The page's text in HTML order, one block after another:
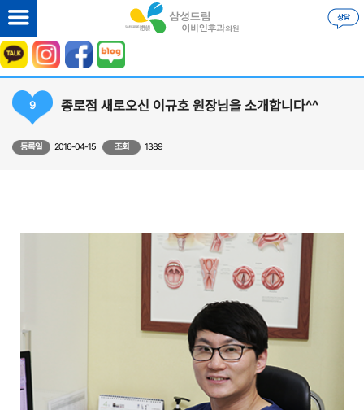
9 종로점 새로오신 이규호 원장님을 소개합니다^^
등록일 2016-04-15 조회 1389